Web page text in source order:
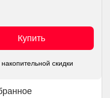
Купить
скидки